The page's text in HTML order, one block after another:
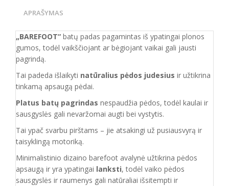
APRAŠYMAS
„BAREFOOT“ batų padas pagamintas iš ypatingai plonos
gumos, todėl vaikščiojant ar bėgiojant vaikai gali jausti
pagrindą.
Tai padeda išlaikyti natūralius pėdos judesius ir užtikrina
tinkamą apsaugą pėdai.
Platus batų pagrindas nespaudžia pėdos, todėl kaulai ir
sausgyslės gali nevaržomai augti bei vystytis.
Tai ypač svarbu pirštams – jie atsakingi už pusiausvyrą ir
taisyklingą motoriką.
Minimalistinio dizaino barefoot avalynė užtikrina pėdos
apsaugą ir yra ypatingai lanksti, todėl vaiko pėdos
sausgyslės ir raumenys gali natūraliai išsitempti ir